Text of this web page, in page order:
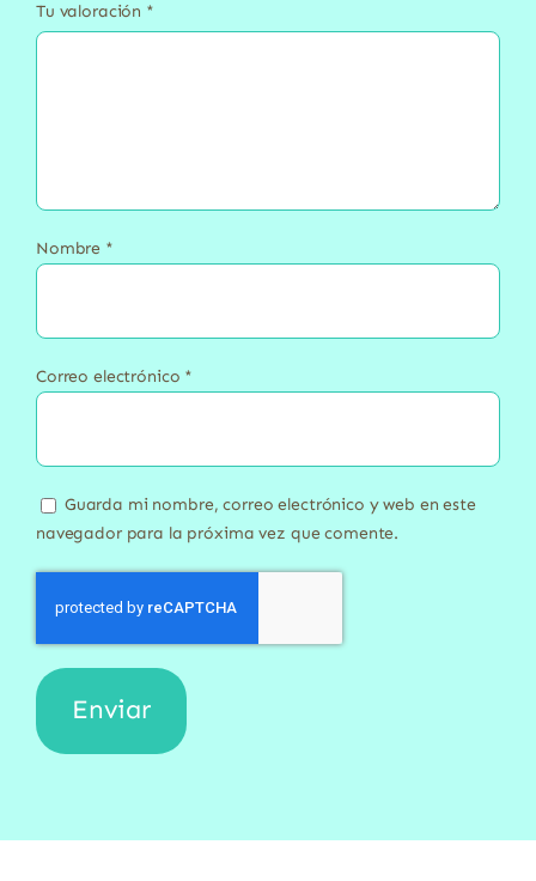
Tu valoración *
Nombre *
Correo electrónico *
Guarda mi nombre, correo electrónico y web en este
navegador para la próxima vez que comente.